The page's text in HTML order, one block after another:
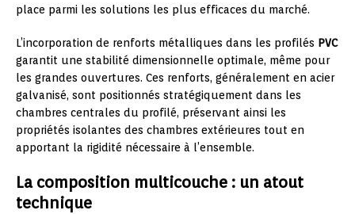
place parmi les solutions les plus efficaces du marché.
L’incorporation de renforts métalliques dans les profilés PVC
garantit une stabilité dimensionnelle optimale, même pour
les grandes ouvertures. Ces renforts, généralement en acier
galvanisé, sont positionnés stratégiquement dans les
chambres centrales du profilé, préservant ainsi les
propriétés isolantes des chambres extérieures tout en
apportant la rigidité nécessaire à l’ensemble.
La composition multicouche : un atout
technique